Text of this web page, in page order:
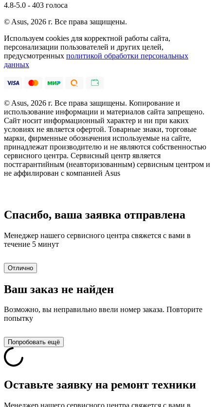
4.8-5.0 - 403 голоса
© Asus, 2026 г. Все права защищены.
Используем cookies для корректной работы сайта,
персонализации пользователей и других целей,
предусмотренных политикой обработки персональных
данных
© Asus, 2026 г. Все права защищены. Копирование и
использование информации и материалов сайта запрещено.
Сайт носит информационный характер и ни при каких
условиях не является офертой. Товарные знаки, торговые
марки, фирменные обозначения используемые на сайте,
принадлежат производителю и не являются собственностью
сервисного центра. Сервисный центр является
постгарантийным (неавторизованным) сервисным центром и
не аффилирован с компанией Asus
Спасибо, ваша заявка отправлена
Менеджер нашего сервисного центра свяжется с вами в
течение 5 минут
Отлично
Ваш заказ не найден
Возможно, вы неправильно ввели номер заказа. Повторите
попытку
Попробовать ещё
Оставьте заявку на ремонт техники